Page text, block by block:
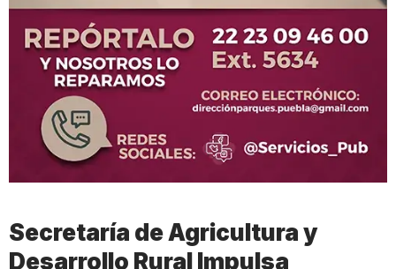
Secretaría de Agricultura y
Desarrollo Rural Impulsa